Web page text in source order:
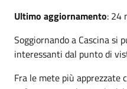
Ultimo aggiornamento: 24
Soggiornando a Cascina si
interessanti dal punto di
Fra le mete più apprezzate